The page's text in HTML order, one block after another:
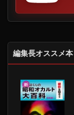
編集長オススメ本